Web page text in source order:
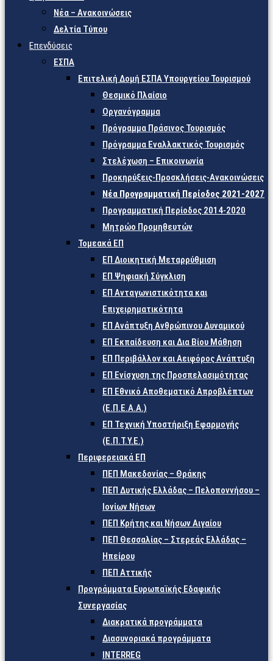
Νέα – Ανακοινώσεις
Δελτία Τύπου
Επενδύσεις
ΕΣΠΑ
Επιτελική Δομή ΕΣΠΑ Υπουργείου Τουρισμού
Θεσμικό Πλαίσιο
Οργανόγραμμα
Πρόγραμμα Πράσινος Τουρισμός
Πρόγραμμα Εναλλακτικός Τουρισμός
Στελέχωση – Επικοινωνία
Προκηρύξεις-Προσκλήσεις-Ανακοινώσεις
Νέα Προγραμματική Περίοδος 2021-2027
Προγραμματική Περίοδος 2014-2020
Μητρώο Προμηθευτών
Τομεακά ΕΠ
ΕΠ Διοικητική Μεταρρύθμιση
ΕΠ Ψηφιακή Σύγκλιση
ΕΠ Ανταγωνιστικότητα και
Επιχειρηματικότητα
ΕΠ Ανάπτυξη Ανθρώπινου Δυναμικού
ΕΠ Εκπαίδευση και Δια Βίου Μάθηση
ΕΠ Περιβάλλον και Αειφόρος Ανάπτυξη
ΕΠ Ενίσχυση της Προσπελασιμότητας
ΕΠ Εθνικό Αποθεματικό Απροβλέπτων
(Ε.Π.Ε.Α.Α.)
ΕΠ Τεχνική Υποστήριξη Εφαρμογής
(Ε.Π.Τ.Υ.Ε.)
Περιφερειακά ΕΠ
ΠΕΠ Μακεδονίας – Θράκης
ΠΕΠ Δυτικής Ελλάδας – Πελοποννήσου –
Ιονίων Νήσων
ΠΕΠ Κρήτης και Νήσων Αιγαίου
ΠΕΠ Θεσσαλίας – Στερεάς Ελλάδας –
Ηπείρου
ΠΕΠ Αττικής
Προγράμματα Ευρωπαϊκής Εδαφικής
Συνεργασίας
Διακρατικά προγράμματα
Διασυνοριακά προγράμματα
INTERREG